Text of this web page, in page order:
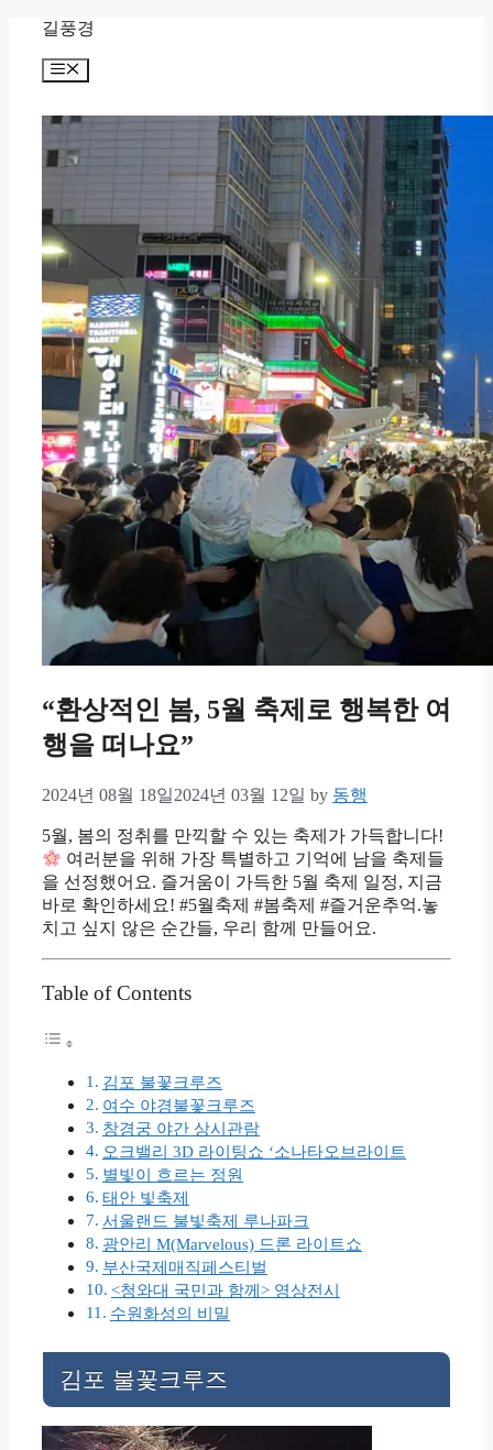
content
길풍경
Menu
“환상적인 봄, 5월 축제로 행복한 여
행을 떠나요”
2024년 08월 18일2024년 03월 12일 by 동행
5월, 봄의 정취를 만끽할 수 있는 축제가 가득합니다!
여러분을 위해 가장 특별하고 기억에 남을 축제들
을 선정했어요. 즐거움이 가득한 5월 축제 일정, 지금
바로 확인하세요! #5월축제 #봄축제 #즐거운추억.놓
치고 싶지 않은 순간들, 우리 함께 만들어요.
Table of Contents
김포 불꽃크루즈
여수 야경불꽃크루즈
창경궁 야간 상시관람
오크밸리 3D 라이팅쇼 ‘소나타오브라이트
별빛이 흐르는 정원
태안 빛축제
서울랜드 불빛축제 루나파크
광안리 M(Marvelous) 드론 라이트쇼
부산국제매직페스티벌
<청와대 국민과 함께> 영상전시
수원화성의 비밀
김포 불꽃크루즈